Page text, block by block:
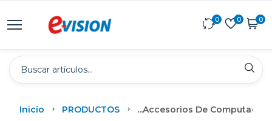
0 0 0
Inicio PRODUCTOS ...Accesorios De